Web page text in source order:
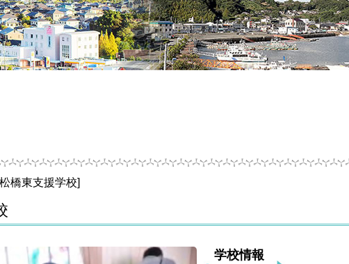
橋東支援学校]
学校情報